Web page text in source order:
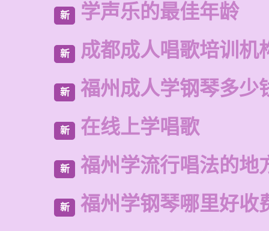
新 学声乐的最佳年龄
新 成都成人唱歌培训机
新 福州成人学钢琴多少
新 在线上学唱歌
新 福州学流行唱法的地
新 福州学钢琴哪里好收